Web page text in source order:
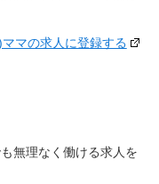
マの求人に登録する
無理なく働ける求人を